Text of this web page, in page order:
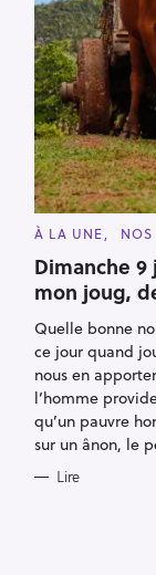
C
T
E
G
O
R
I
E
S
À LA UNE
Dimanche 9
mon joug,
Quelle bonne
ce jour quand
nous en
l’homme
qu’un pauvre
sur un ânon, le
Lire
R
e
c
h
e
r
c
h
e
r